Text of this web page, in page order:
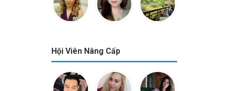
Hội Viên Nâng Cấp